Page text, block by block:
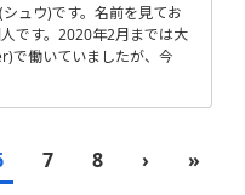
ュウ)です。名前を見てお
です。2020年2月までは大
で働いていましたが、今
7 8 › »